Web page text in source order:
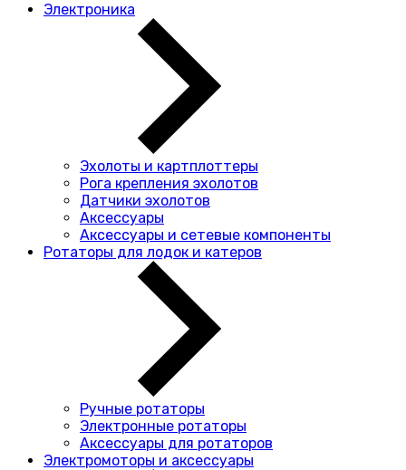
Электроника
Эхолоты и картплоттеры
Рога крепления эхолотов
Датчики эхолотов
Аксессуары
Аксессуары и сетевые компоненты
Ротаторы для лодок и катеров
Ручные ротаторы
Электронные ротаторы
Аксессуары для ротаторов
Электромоторы и аксессуары